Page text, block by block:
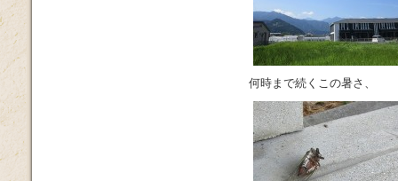
何時まで続くこの暑さ、